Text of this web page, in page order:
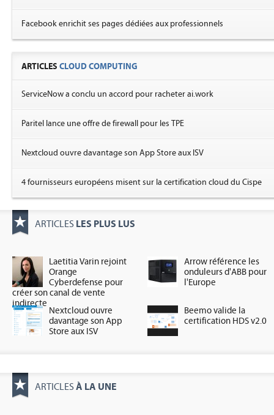
Facebook enrichit ses pages dédiées aux professionnels
ARTICLES CLOUD COMPUTING
ServiceNow a conclu un accord pour racheter ai.work
Paritel lance une offre de firewall pour les TPE
Nextcloud ouvre davantage son App Store aux ISV
4 fournisseurs européens misent sur la certification cloud du Cispe
ARTICLES LES PLUS LUS
Laetitia Varin rejoint
Orange
Cyberdefense pour
créer son canal de vente
indirecte
Arrow référence les
onduleurs d'ABB pour
l'Europe
Nextcloud ouvre
davantage son App
Store aux ISV
Beemo valide la
certification HDS v2.0
ARTICLES À LA UNE